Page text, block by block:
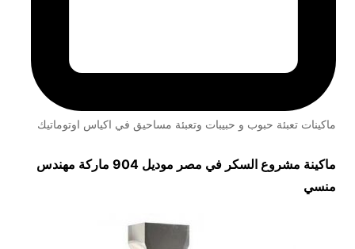
ماكينات تعبئة حبوب و حبيبات وتعبئة مساحيق في اكياس اوتوماتيك
ماكينة مشروع السكر في مصر موديل 904 ماركة مهندس
منسي